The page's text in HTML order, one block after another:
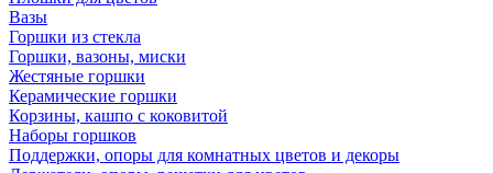
Вазы
Горшки из стекла
Горшки, вазоны, миски
Жестяные горшки
Керамические горшки
Корзины, кашпо с коковитой
Наборы горшков
Поддержки, опоры для комнатных цветов и декоры